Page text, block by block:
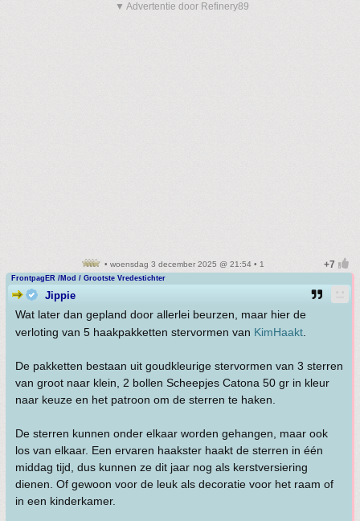
▼ Advertentie door Refinery89
• woensdag 3 december 2025 @ 21:54 • 1
FrontpagER /Mod / Grootste Vredestichter
Jippie
Wat later dan gepland door allerlei beurzen, maar hier de
verloting van 5 haakpakketten stervormen van KimHaakt
De pakketten bestaan uit goudkleurige stervormen van 3 sterren
van groot naar klein, 2 bollen Scheepjes Catona 50 gr in kleur
naar keuze en het patroon om de sterren te haken.
De sterren kunnen onder elkaar worden gehangen, maar ook
los van elkaar. Een ervaren haakster haakt de sterren in één
middag tijd, dus kunnen ze dit jaar nog als kerstversiering
dienen. Of gewoon voor de leuk als decoratie voor het raam of
in een kinderkamer.